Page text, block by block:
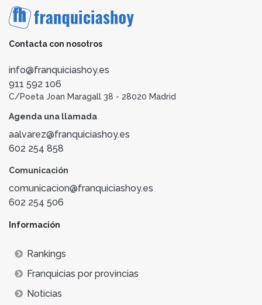
Contacta con nosotros
info@franquiciashoy.es
911 592 106
C/Poeta Joan Maragall 38 - 28020 Madrid
Agenda una llamada
aalvarez@franquiciashoy.es
602 254 858
Comunicación
comunicacion@franquiciashoy.es
602 254 506
Información
Rankings
Franquicias por provincias
Noticias